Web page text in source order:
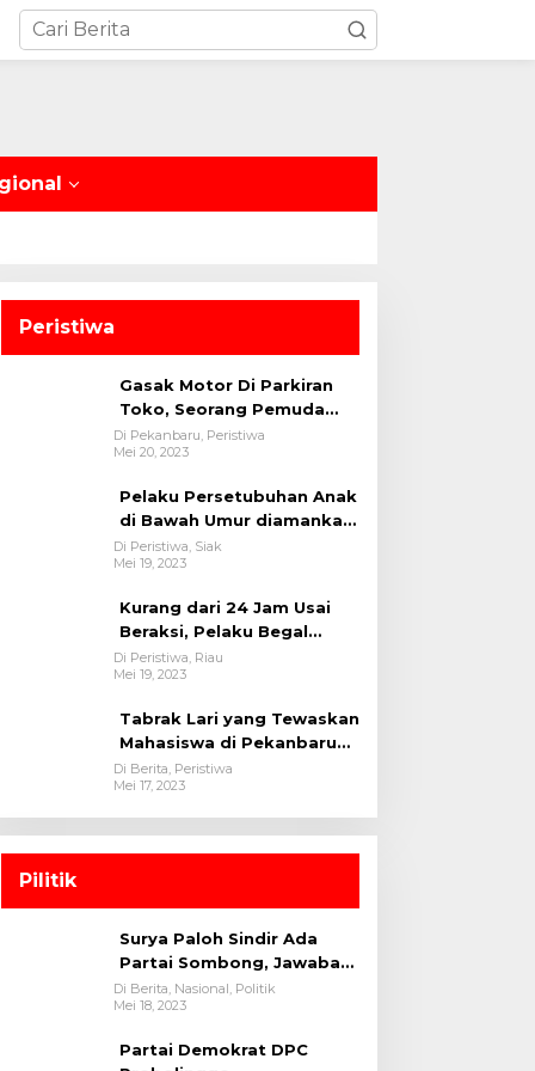
Peristiwa
Gasak Motor Di Parkiran
Toko, Seorang Pemuda
Diamankan Polsek Bukit
Raya
Di Pekanbaru, Peristiwa
Mei 20, 2023
Pelaku Persetubuhan Anak
di Bawah Umur diamankan
oleh tim Opsnal Polsek
Tualang-Polres Siak-Polda
Di Peristiwa, Siak
Mei 19, 2023
Kurang dari 24 Jam Usai
Beraksi, Pelaku Begal
Berhasil Di Bekuk
Satreskrim Polres
Di Peristiwa, Riau
Mei 19, 2023
Tabrak Lari yang Tewaskan
Mahasiswa di Pekanbaru
Ditangkap Polisi
Di Berita, Peristiwa
Mei 17, 2023
Pilitik
Surya Paloh Sindir Ada
Partai Sombong, Jawaban
Megawati
Di Berita, Nasional, Politik
Mei 18, 2023
Partai Demokrat DPC